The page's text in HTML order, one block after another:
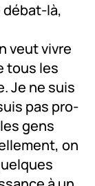
débat-là,
veut vivre
tous les
Je ne suis
pas pro-
gens
on